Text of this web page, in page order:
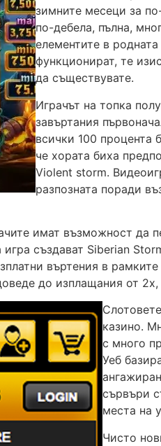
зимните месеци за
по-дебела, пълна,
елементите в
функционират, те
да съществувате.
Играчът на топка
завъртания
всички 100 процента
че хората биха
Violent storm.
разпозната поради
имат възможност да
създават Siberian
въртения в
до изплащания от 2x,
казино.
с много
Уеб
сървъри
места на
Чисто